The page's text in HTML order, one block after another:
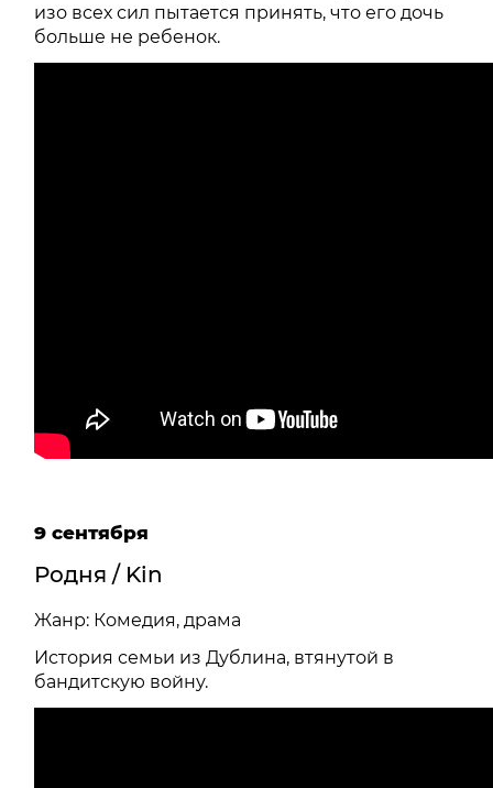
изо всех сил пытается принять, что его дочь
больше не ребенок.
9 сентября
Родня / Kin
Жанр: Комедия, драма
История семьи из Дублина, втянутой в
бандитскую войну.